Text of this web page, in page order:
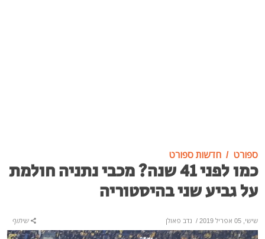
ספורט חדשות ספורט
כמו לפני 41 שנה? מכבי נתניה חולמת
על גביע שני בהיסטוריה
שישי, 05 אפריל 2019 / נדב פאולן שיתוף